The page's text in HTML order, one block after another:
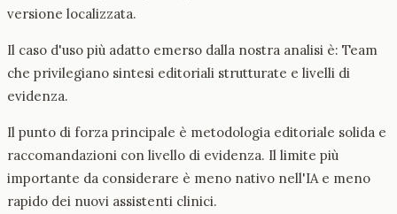
versione localizzata.
Il caso d'uso più adatto emerso dalla nostra analisi è: Team
che privilegiano sintesi editoriali strutturate e livelli di
evidenza.
Il punto di forza principale è metodologia editoriale solida e
raccomandazioni con livello di evidenza. Il limite più
importante da considerare è meno nativo nell'IA e meno
rapido dei nuovi assistenti clinici.